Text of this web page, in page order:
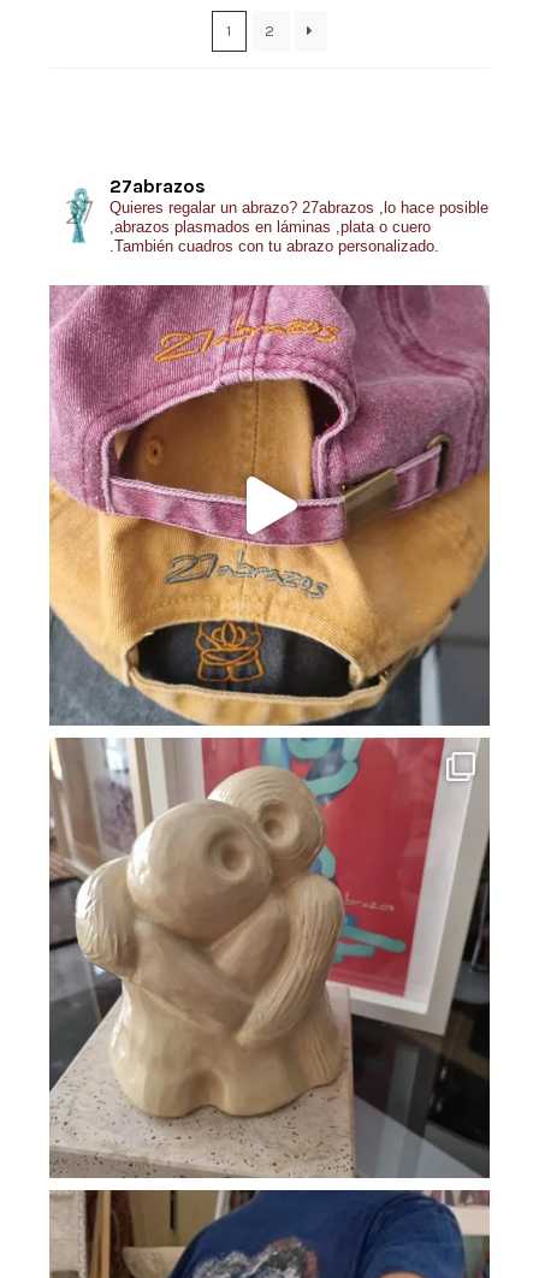
25,95€
1 2
27abrazos
Quieres regalar un abrazo? 27abrazos ,lo hace posible
,abrazos plasmados en láminas ,plata o cuero
.También cuadros con tu abrazo personalizado.